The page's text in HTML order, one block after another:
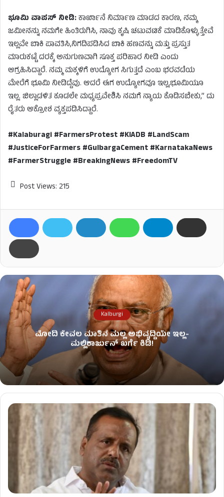
ಭೂಮಿ ವಾಪಸ್ ನೀಡಿ:ಕಾರ್ಖಾನೆ ನಿರ್ಮಾಣ ಮಾಡದ ಕಾರಣ, ನಮ್ಮ
ಜಮೀನನ್ನು ನಮಗೇ ಹಿಂತಿರುಗಿಸಿ, ನಾವು ಕೃಷಿ ಚಟುವಟಿಕೆ ಮಾಡಿಕೊಳ್ಳುತ್ತೇವೆ
ಇಲ್ಲವೇ ಬಾಕಿ ಪಾವತಿಸಿ,ನಿಗದಿಪಡಿಸಿದ ಬಾಕಿ ಹಣವನ್ನು ಮತ್ತು ಪ್ರಸ್ತುತ
ಮಾರುಕಟ್ಟೆ ದರಕ್ಕೆ ಅನುಗುಣವಾಗಿ ಸೂಕ್ತ ಪರಿಹಾರ ನೀಡಿ ಎಂದು
ಆಗ್ರಹಿಸಿದ್ದಾರೆ. ನಮ್ಮ ಮಕ್ಕಳಿಗೆ ಉದ್ಯೋಗ ಸಿಗುತ್ತದೆ ಎಂಬ ಭರವಡೆಯ
ಮೇರೆಗೆ ಭೂಮಿ ನೀಡಿದ್ದೆವು. ಆದರೆ ಈಗ ಉದ್ಯೋಗವೂ ಇಲ್ಲ,ಭೂಮಿಯೂ
ಇಲ್ಲ. ಜಿಲ್ಲಾಡಳಿತ ಕೂಡಲೇ ಮಧ್ಯಪ್ರವೇಶಿಸಿ ನಮಗೆ ನ್ಯಾಯ ಕೊಡಿಸಬೇಕು,” ದು
ರೈತರು ಆಕ್ರೋಶ ವ್ಯಕ್ತಪಡಿಸಿದ್ದಾರೆ.
#Kalaburagi #FarmersProtest #KIADB #LandScam
#JusticeForFarmers #GulbargaCement #KarnatakaNews
#FarmerStruggle #BreakingNews #FreedomTV
Post Views: 215
Kalburgi
ಮೋದಿ ಕೇವಲ ಮಾತಿನ ಮಲ್ಲ ಅಭಿವೃದ್ದಿಯೇ ಇಲ್ಲ-
ಮಲ್ಲಿಕಾರ್ಜುನ್ ಖರ್ಗೆ ಕಿಡಿ!